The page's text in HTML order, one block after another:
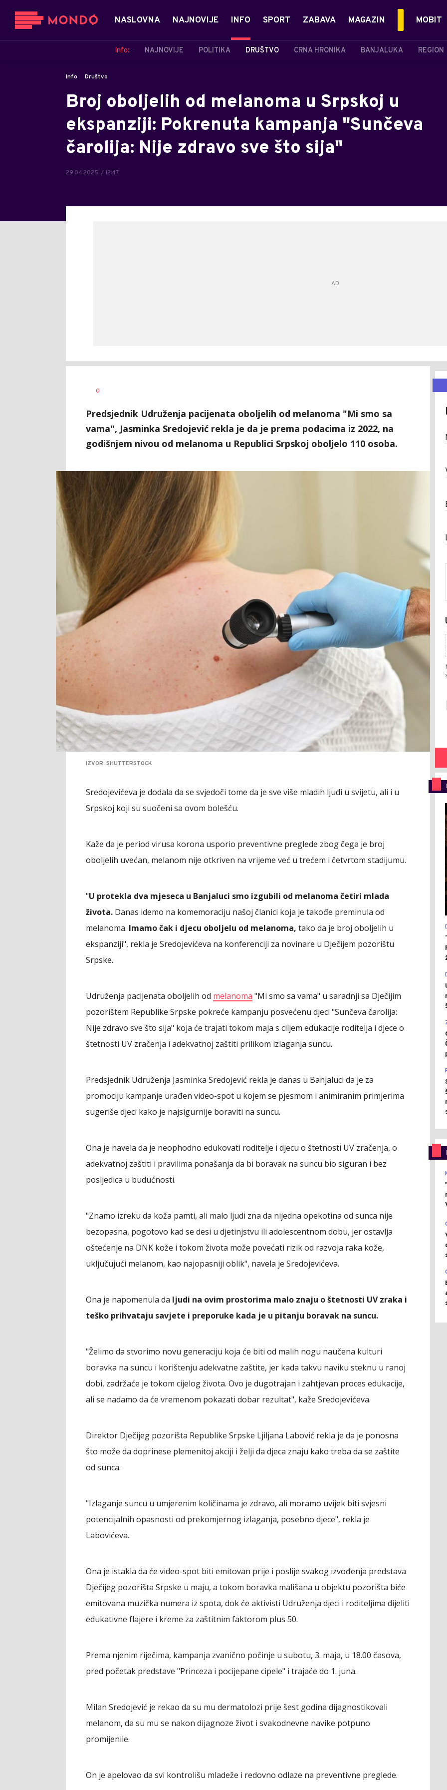
NASLOVNA NAJNOVIJE INFO
Info: NAJNOVIJE POLITIKA DRUŠTVO CRNA HRONIKA BANJALUKA REGION
SPORT ZABAVA MAGAZIN MOBIT
Info Društvo
Broj oboljelih od melanoma u Srpskoj u
ekspanziji: Pokrenuta kampanja "Sunčeva
čarolija: Nije zdravo sve što sija"
29.04.2025. / 12:47
AUTOR
0
Predsjednik Udruženja pacijenata oboljelih od melanoma "Mi smo sa
vama", Jasminka Sredojević rekla je da je prema podacima iz 2022, na
godišnjem nivou od melanoma u Republici Srpskoj oboljelo 110 osoba.
IZVOR: SHUTTERSTOCK
Sredojevićeva je dodala da se svjedoči tome da je sve više mladih ljudi u svijetu, ali i u
Srpskoj koji su suočeni sa ovom bolešću.
Kaže da je period virusa korona usporio preventivne preglede zbog čega je broj
oboljelih uvećan, melanom nije otkriven na vrijeme već u trećem i četvrtom stadijumu.
"U protekla dva mjeseca u Banjaluci smo izgubili od melanoma četiri mlada
života. Danas idemo na komemoraciju našoj članici koja je takođe preminula od
melanoma. Imamo čak i djecu oboljelu od melanoma, tako da je broj oboljelih u
ekspanziji", rekla je Sredojevićeva na konferenciji za novinare u Dječijem pozorištu
Srpske.
Udruženja pacijenata oboljelih od melanoma "Mi smo sa vama" u saradnji sa Dječijim
pozorištem Republike Srpske pokreće kampanju posvećenu djeci "Sunčeva čarolija:
Nije zdravo sve što sija" koja će trajati tokom maja s ciljem edukacije roditelja i djece o
štetnosti UV zračenja i adekvatnoj zaštiti prilikom izlaganja suncu.
Predsjednik Udruženja Jasminka Sredojević rekla je danas u Banjaluci da je za
promociju kampanje urađen video-spot u kojem se pjesmom i animiranim primjerima
sugeriše djeci kako je najsigurnije boraviti na suncu.
Ona je navela da je neophodno edukovati roditelje i djecu o štetnosti UV zračenja, o
adekvatnoj zaštiti i pravilima ponašanja da bi boravak na suncu bio siguran i bez
posljedica u budućnosti.
"Znamo izreku da koža pamti, ali malo ljudi zna da nijedna opekotina od sunca nije
bezopasna, pogotovo kad se desi u djetinjstvu ili adolescentnom dobu, jer ostavlja
oštećenje na DNK kože i tokom života može povećati rizik od razvoja raka kože,
uključujući melanom, kao najopasniji oblik", navela je Sredojevićeva.
Ona je napomenula da ljudi na ovim prostorima malo znaju o štetnosti UV zraka i
teško prihvataju savjete i preporuke kada je u pitanju boravak na suncu.
"Želimo da stvorimo novu generaciju koja će biti od malih nogu naučena kulturi
boravka na suncu i korištenju adekvatne zaštite, jer kada takvu naviku steknu u ranoj
dobi, zadržaće je tokom cijelog života. Ovo je dugotrajan i zahtjevan proces edukacije,
ali se nadamo da će vremenom pokazati dobar rezultat", kaže Sredojevićeva.
Direktor Dječijeg pozorišta Republike Srpske Ljiljana Labović rekla je da je ponosna
što može da doprinese plemenitoj akciji i želji da djeca znaju kako treba da se zaštite
od sunca.
"Izlaganje suncu u umjerenim količinama je zdravo, ali moramo uvijek biti svjesni
potencijalnih opasnosti od prekomjernog izlaganja, posebno djece", rekla je
Labovićeva.
Ona je istakla da će video-spot biti emitovan prije i poslije svakog izvođenja predstava
Dječijeg pozorišta Srpske u maju, a tokom boravka mališana u objektu pozorišta biće
emitovana muzička numera iz spota, dok će aktivisti Udruženja djeci i roditeljima dijeliti
edukativne flajere i kreme za zaštitnim faktorom plus 50.
Prema njenim riječima, kampanja zvanično počinje u subotu, 3. maja, u 18.00 časova,
pred početak predstave "Princeza i pocijepane cipele" i trajaće do 1. juna.
Milan Sredojević je rekao da su mu dermatolozi prije šest godina dijagnostikovali
melanom, da su mu se nakon dijagnoze život i svakodnevne navike potpuno
promijenile.
On je apelovao da svi kontrolišu mladeže i redovno odlaze na preventivne preglede.